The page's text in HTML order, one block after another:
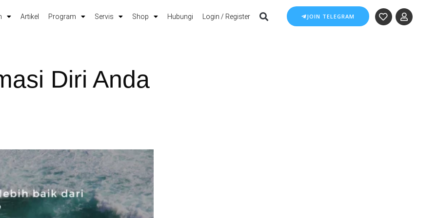
Artikel Program Servis Shop Hubungi Login / Register JOIN TELEGRAM
Diri Anda